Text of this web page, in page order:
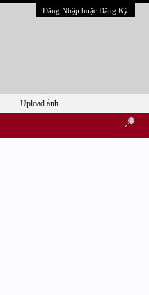
Đăng Nhập hoặc Đăng Ký
Upload ảnh